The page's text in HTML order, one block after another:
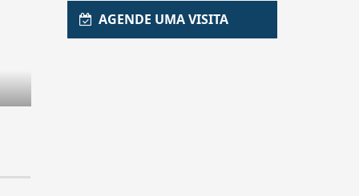
AGENDE UMA VISITA